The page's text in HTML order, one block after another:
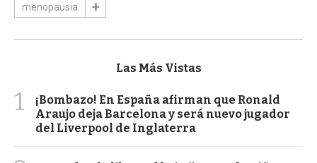
menopausia
Las Más Vistas
1
¡Bombazo! En España afirman que Ronald
Araujo deja Barcelona y será nuevo jugador
del Liverpool de Inglaterra